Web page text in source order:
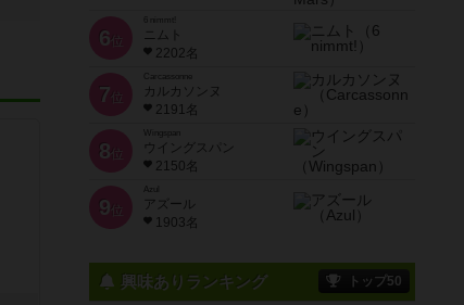
6 位
ニムト
2202名
7 位
Carcassonne
カルカソンヌ
2191名
8 位
Wingspan
ウイングスパン
2150名
9 位
Azul
アズール
1903名
興味ありランキング トップ50